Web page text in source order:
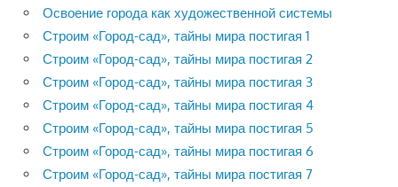
Освоение города как художественной системы
Строим «Город-сад», тайны мира постигая 1
Строим «Город-сад», тайны мира постигая 2
Строим «Город-сад», тайны мира постигая 3
Строим «Город-сад», тайны мира постигая 4
Строим «Город-сад», тайны мира постигая 5
Строим «Город-сад», тайны мира постигая 6
Строим «Город-сад», тайны мира постигая 7